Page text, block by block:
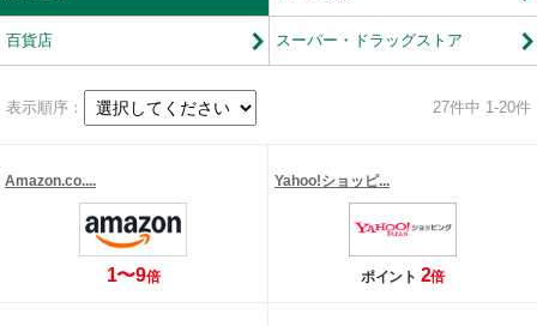
百貨店 スーパー・ドラッグストア
表示順序： 27件中 1-20件
Amazon.co....
1〜9倍
Yahoo!ショッピ...
ポイント 2倍